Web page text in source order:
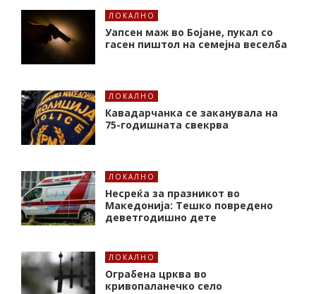
ЛОКАЛНО
Уапсен маж во Бојане, пукал со
гасен пиштол на семејна веселба
ЛОКАЛНО
Кавадарчанка се заканувала на
75-годишната свекрва
ЛОКАЛНО
Несреќа за празникот во
Македонија: Тешко повредено
деветгодишно дете
ЛОКАЛНО
Ограбена црква во
кривопаланечко село